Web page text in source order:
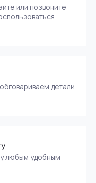
или позвоните
детали
любым удобным